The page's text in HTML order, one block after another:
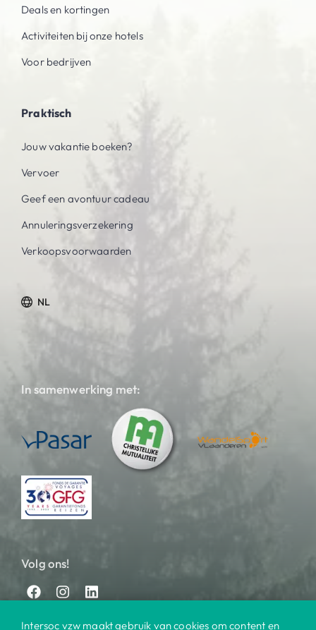
Deals en kortingen
Activiteiten bij onze hotels
Voor bedrijven
Praktisch
Jouw vakantie boeken?
Vervoer
Geef een avontuur cadeau
Annuleringsverzekering
Verkoopsvoorwaarden
NL
In samenwerking met:
Volg ons!
Intersoc vzw maakt gebruik van cookies om content en